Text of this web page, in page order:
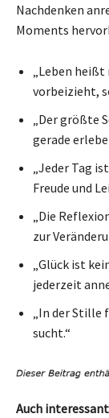
Nachdenken
Moments
„Leben
vorbeizieht,
„Der größte
gerade
„Jeder Tag
Freude und
„Die
zur
„Glück ist
jederzeit
„In der
sucht.“
Auch